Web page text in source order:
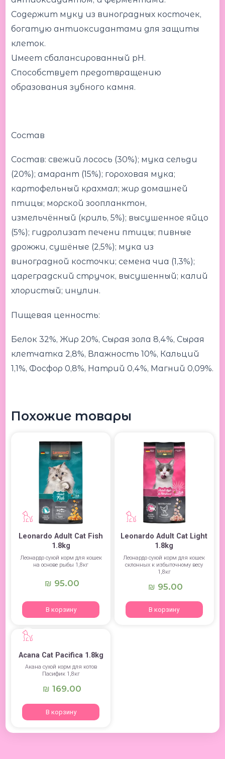
Содержит муку из виноградных косточек,
богатую антиоксидантами для защиты
клеток.
Имеет сбалансированный pH.
Способствует предотвращению
образования зубного камня.
Состав
Состав: свежий лосось (30%); мука сельди
(20%); амарант (15%); гороховая мука;
картофельный крахмал; жир домашней
птицы; морской зоопланктон,
измельчённый (криль, 5%); высушенное яйцо
(5%); гидролизат печени птицы; пивные
дрожжи, сушёные (2,5%); мука из
виноградной косточки; cемена чиа (1,3%);
цареградский стручок, высушенный; калий
хлористый; инулин.
Пищевая ценность:
Белок 32%, Жир 20%, Сырая зола 8,4%, Сырая
клетчатка 2,8%, Влажность 10%, Кальций
1,1%, Фосфор 0,8%, Натрий 0,4%, Магний 0,09%.
Похожие товары
Leonardo Adult Cat Fish
1.8kg
Леонардо сухой корм для кошек
на основе рыбы 1,8кг
₪ 95.00
В корзину
Leonardo Adult Cat Light
1.8kg
Леонардо сухой корм для кошек
склонных к избыточному весу
1,8кг
₪ 95.00
В корзину
Acana Cat Pacifica 1.8kg
Акана сухой корм для котов
Пасифик 1,8кг
₪ 169.00
В корзину